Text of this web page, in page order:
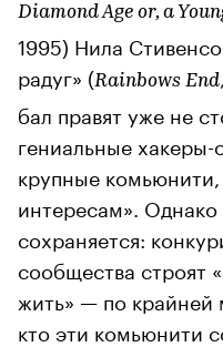
Diamond Age or, a
1995) Нила
радуг» (Rainbows End
бал правят уже не
гениальные хакеры-
крупные
интересам».
сохраняется:
сообщества строят
жить» — по крайней
кто эти комьюнити